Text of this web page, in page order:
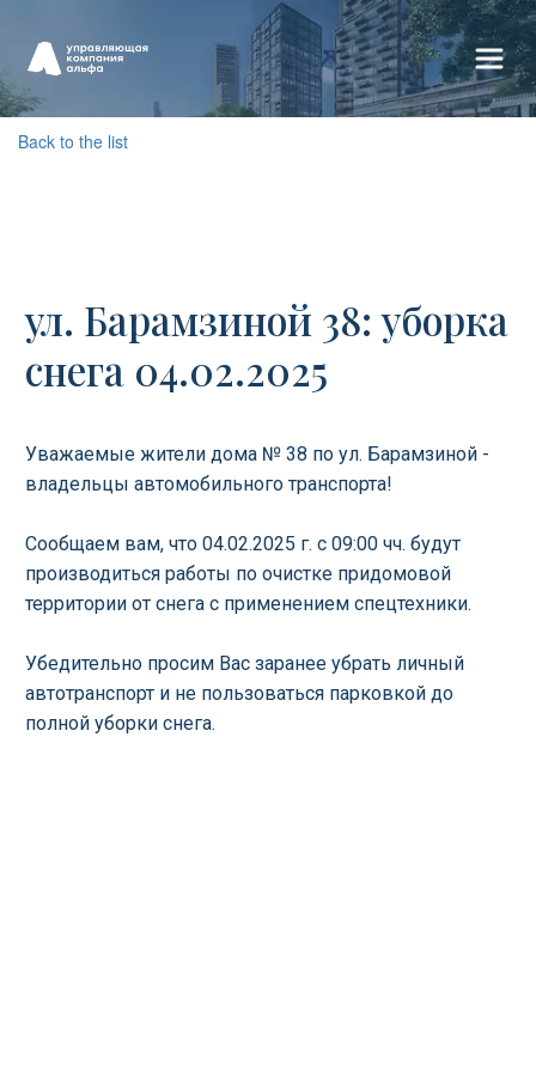
Back to the list
ул. Барамзиной 38: уборка
снега 04.02.2025
Уважаемые жители дома № 38 по ул. Барамзиной -
владельцы автомобильного транспорта!
Сообщаем вам, что 04.02.2025 г. с 09:00 чч. будут
производиться работы по очистке придомовой
территории от снега с применением спецтехники.
Убедительно просим Вас заранее убрать личный
автотранспорт и не пользоваться парковкой до
полной уборки снега.